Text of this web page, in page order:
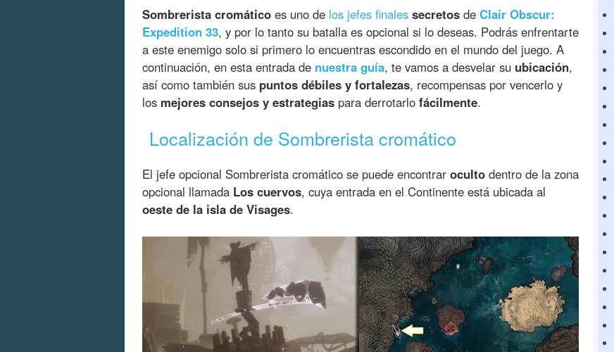
Sombrerista cromático es uno de los jefes finales secretos de Clair Obscur:
Expedition 33, y por lo tanto su batalla es opcional si lo deseas. Podrás enfrentarte
a este enemigo solo si primero lo encuentras escondido en el mundo del juego. A
continuación, en esta entrada de nuestra guía, te vamos a desvelar su ubicación,
así como también sus puntos débiles y fortalezas, recompensas por vencerlo y
los mejores consejos y estrategias para derrotarlo fácilmente.
Localización de Sombrerista cromático
El jefe opcional Sombrerista cromático se puede encontrar oculto dentro de la zona
opcional llamada Los cuervos, cuya entrada en el Continente está ubicada al
oeste de la isla de Visages.